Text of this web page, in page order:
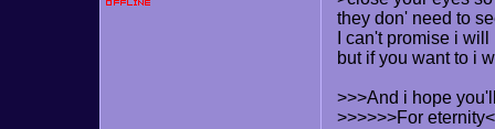
they don' need to
I can't promise i
but if you want to i
>>>And i hope
>>>>>>For